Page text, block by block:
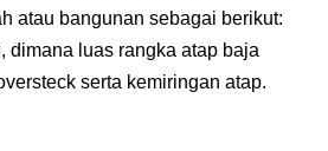
atau bangunan sebagai berikut:
dimana luas rangka atap baja
serta kemiringan atap.